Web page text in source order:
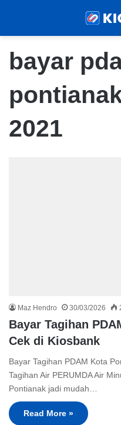
bayar
2021
Maz Hendro 30/03/2026
Bayar Tagihan
Cek di Kiosbank
Bayar Tagihan PDAM Kota
Tagihan Air PERUMDA Air
Pontianak jadi mudah…
Read More »